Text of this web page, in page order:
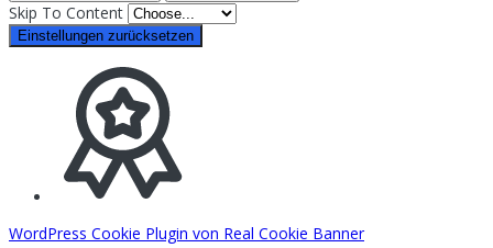
Skip To Content
Einstellungen zurücksetzen
WordPress Cookie Plugin von Real Cookie Banner